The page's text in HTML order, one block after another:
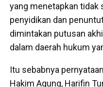
yang menetapkan tidak
penyidikan dan
dimintakan putusan
dalam daerah hukum
Itu sebabnya
Hakim Agung, Harifin